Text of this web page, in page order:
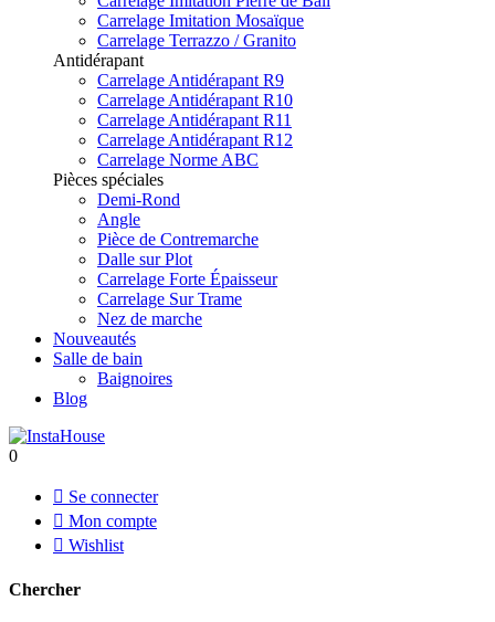
Carrelage Imitation Mosaïque
Carrelage Terrazzo / Granito
Antidérapant
Carrelage Antidérapant R9
Carrelage Antidérapant R10
Carrelage Antidérapant R11
Carrelage Antidérapant R12
Carrelage Norme ABC
Pièces spéciales
Demi-Rond
Angle
Pièce de Contremarche
Dalle sur Plot
Carrelage Forte Épaisseur
Carrelage Sur Trame
Nez de marche
Nouveautés
Salle de bain
Baignoires
Blog
0
 Se connecter
 Mon compte
 Wishlist
Chercher